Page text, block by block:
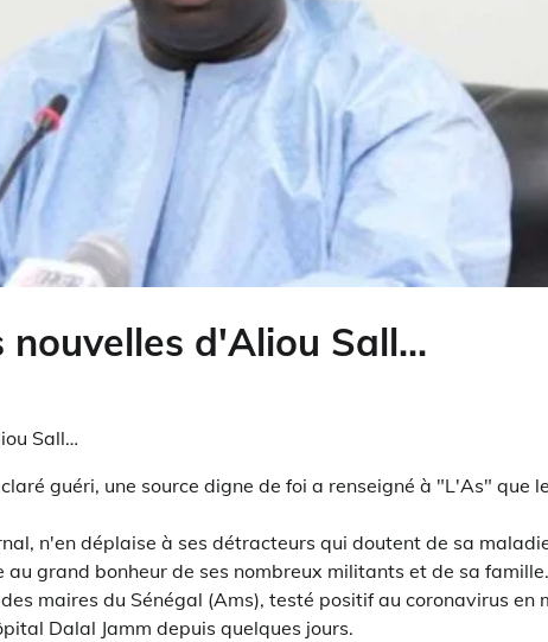
nouvelles d'Aliou Sall…
Sall…
guéri, une source digne de foi a renseigné à "L'As" que
n'en déplaise à ses détracteurs qui doutent de sa
au grand bonheur de ses nombreux militants et de sa famille.
maires du Sénégal (Ams), testé positif au coronavirus en
Dalal Jamm depuis quelques jours.